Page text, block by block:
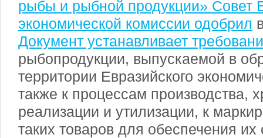
рыбы и рыбной продукции» Совет
экономической комиссии одобрил
Документ устанавливает
рыбопродукции, выпускаемой в
территории Евразийского
также к процессам производства,
реализации и утилизации, к
таких товаров для обеспечения их